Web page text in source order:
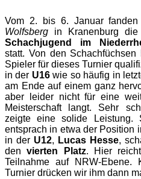
Vom 2. bis 6. Januar
Wolfsberg in Kranenburg die
Schachjugend im
statt. Von den
Spieler für dieses Turnier
in der U16wie so häufig in
am Ende auf einem ganz
aber leider nicht für eine
Meisterschaft langt. Sehr
zeigte eine solide Leistung.
entsprach in etwa der Position
in der U12, Lucas Hesse,
denvierten Platz. Hier
Teilnahme auf NRW-Ebene.
Turnier drücken wir ihm dann